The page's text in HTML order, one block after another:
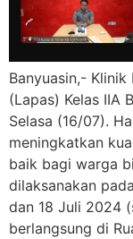
Banyuasin,-
(Lapas) Kelas IIA
Selasa (16/07).
meningkatkan
baik bagi warga
dilaksanakan
dan 18 Juli 2024
berlangsung di